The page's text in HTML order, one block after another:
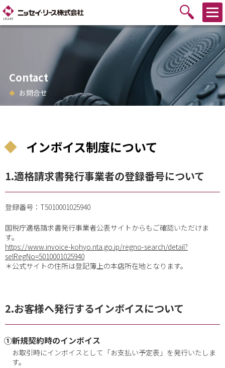
Contact
お問合せ
インボイス制度について
1.適格請求書発行事業者の登録番号について
登録番号：T5010001025940
国税庁適格請求書発行事業者公表サイトからもご確認いただけま
す。
https://www.invoice-kohyo.nta.go.jp/regno-search/detail?
selRegNo=5010001025940
＊公式サイトの住所は登記簿上の本店所在地となります。
2.お客様へ発行するインボイスについて
①新規契約時のインボイス
お取引時にインボイスとして「お支払い予定表」を発行いたしま
す。